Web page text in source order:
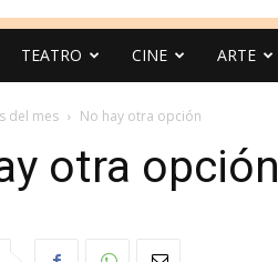
TEATRO CINE ARTE
del mes No hay otra opción
otra opción